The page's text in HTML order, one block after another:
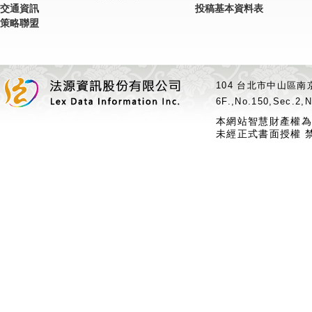
交通資訊
策略聯盟
投稿基本資料表
104 台北市中山區
本網站智慧財產權
未經正式書面授權